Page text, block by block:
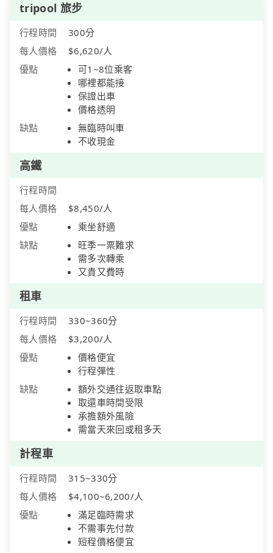
tripool 旅步
行程時間
300分
每人價格
$6,620/人
優點
可1~8位乘客
哪裡都能接
保證出車
價格透明
缺點
無臨時叫車
不收現金
高鐵
行程時間
每人價格
$8,450/人
優點
乘坐舒適
缺點
旺季一票難求
需多次轉乘
又貴又費時
租車
行程時間
330~360分
每人價格
$3,200/人
優點
價格便宜
行程彈性
缺點
額外交通往返取車點
取還車時間受限
承擔額外風險
需當天來回或租多天
計程車
行程時間
315~330分
每人價格
$4,100~6,200/人
優點
滿足臨時需求
不需事先付款
短程價格便宜